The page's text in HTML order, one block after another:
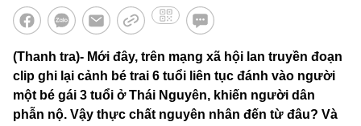
(Thanh tra)- Mới đây, trên mạng xã hội lan truyền đoạn
clip ghi lại cảnh bé trai 6 tuổi liên tục đánh vào người
một bé gái 3 tuổi ở Thái Nguyên, khiến người dân
phẫn nộ. Vậy thực chất nguyên nhân đến từ đâu? Và